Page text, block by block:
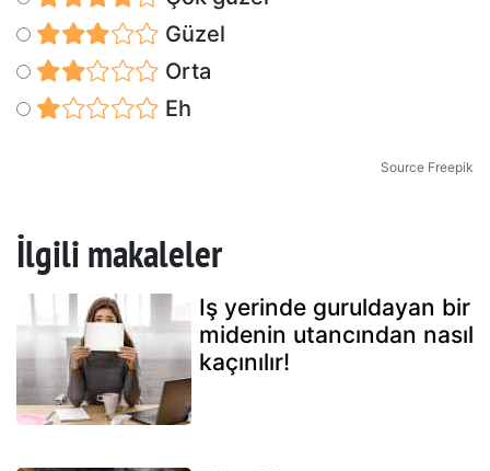
Güzel
Orta
Eh
Source Freepik
İlgili makaleler
Iş yerinde guruldayan bir
midenin utancından nasıl
kaçınılır!